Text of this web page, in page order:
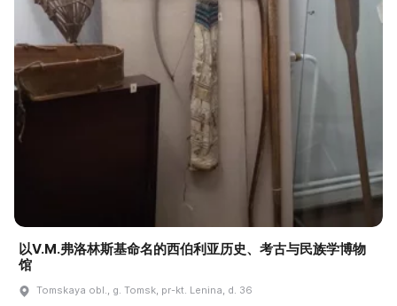
以V.М.弗洛林斯基命名的西伯利亚历史、考古与民族学博物
馆
Tomskaya obl., g. Tomsk, pr-kt. Lenina, d. 36